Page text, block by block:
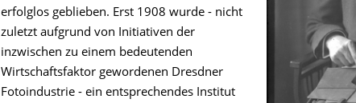
erfolglos geblieben. Erst 1908 wurde - nicht
zuletzt aufgrund von Initiativen der
inzwischen zu einem bedeutenden
Wirtschaftsfaktor gewordenen Dresdner
Fotoindustrie - ein entsprechendes Institut